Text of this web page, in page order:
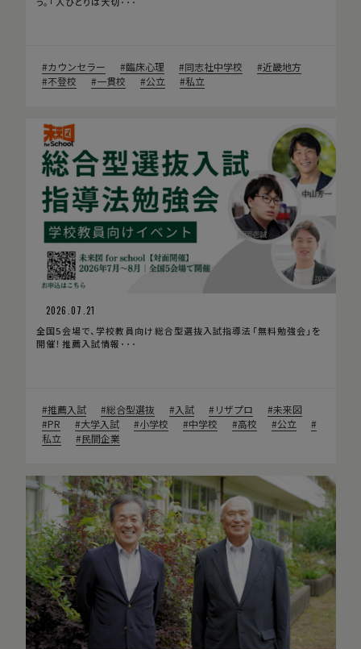
カウンセラー 臨床心理 同志社中学校
近畿地方
不登校
一貫校 公立 私立
2026.07.21
全国5会場で、学校教員向け総合型選抜入試指導法「無料勉強会」を
開催！推薦入試情報･･･
推薦入試 総合型選抜 入試 リザプロ
未来図
PR
大学入試 小学校 中学校 高校
公立
私立
民間企業